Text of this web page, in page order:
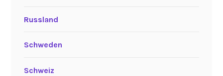
Russland
Schweden
Schweiz